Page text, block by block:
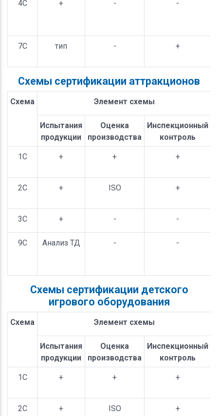
4С + -
-
7С тип - +
Схемы сертификации аттракционов
Схема Элемент схемы
Испытания
продукции
Оценка
производства
Инспекционный
контроль
1С + + +
2С + ISO +
3С + - -
9С Анализ ТД -
-
Схемы сертификации детского
игрового оборудования
Схема Элемент схемы
Испытания
продукции
Оценка
производства
Инспекционный
контроль
1С + + +
2С + ISO +